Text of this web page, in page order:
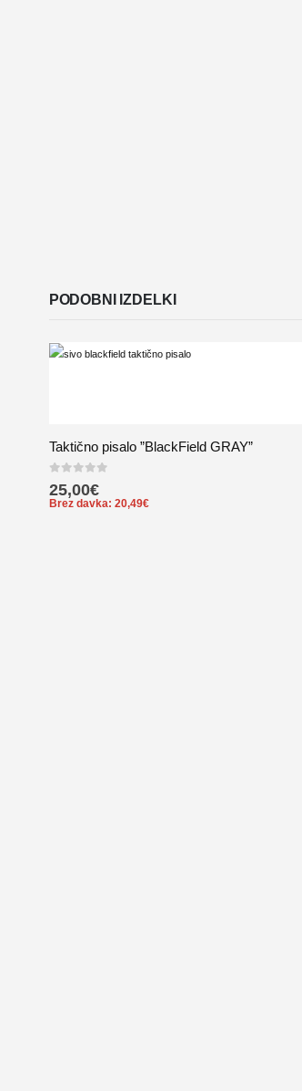
PODOBNI IZDELKI
Taktično pisalo ”BlackField GRAY”
0out of 5
25,00€
Brez davka: 20,49€